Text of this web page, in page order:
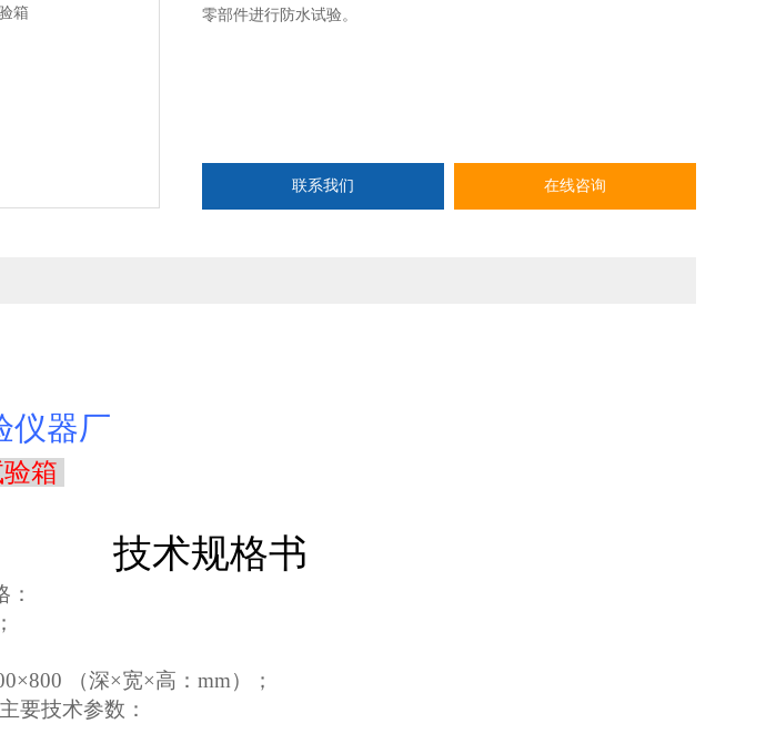
零部件进行防水试验。
联系我们 在线咨询
仪器厂
验箱
技术规格书
×800 （深×宽×高：mm）；
要技术参数：